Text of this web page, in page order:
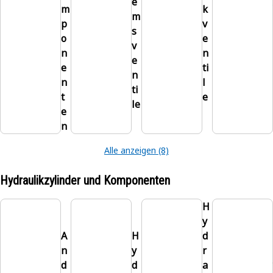
m
p
o
n
e
n
t
e
n
m
s
v
e
n
ti
le
k
v
e
n
ti
l
e
Alle anzeigen (8)
Hydraulikzylinder und Komponenten
A
n
d
H
y
d
H
y
d
r
a